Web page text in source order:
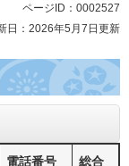
ページID：0002527
日：2026年5月7日更新
電話番号
総合